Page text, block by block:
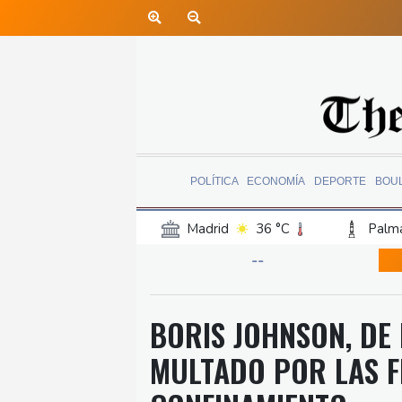
POLÍTICA ECONOMÍA DEPORTE
Madrid 36 °C
Canary Islands
Havana
32 °C
Manaus
36 °C Rio
Bueno Aires
30 °C
--
BORIS JOHNSON,
MULTADO POR LAS